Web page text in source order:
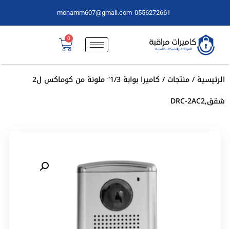
0556272661
mohamm607@gmail.com
0
الرئيسية/منتجات
/ كاميرا بوابة 1/3″ ملونة من كوماكس ل2
شقق,DRC-2AC2